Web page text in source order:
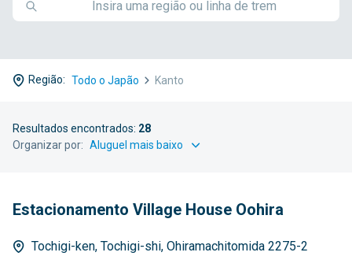
Região: Todo o Japão Kanto
Resultados encontrados: 28
Organizar por:
Estacionamento Village House Oohira
Tochigi-ken, Tochigi-shi, Ohiramachitomida 2275-2